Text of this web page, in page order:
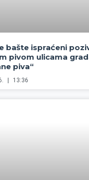
bašte ispraćeni
pivom ulicama
piva“
13:36